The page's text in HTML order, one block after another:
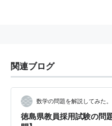
関連ブログ
数学の問題を解説してみた。
徳島県教員採用試験の問